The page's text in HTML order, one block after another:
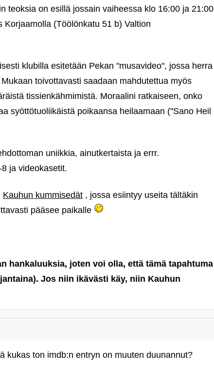
teoksia on esillä jossain vaiheessa klo 16:00 ja 21:00
(Töölönkatu 51 b) Valtion
klubilla esitetään Pekan "musavideo", jossa herra
toivottavasti saadaan mahdutettua myös
tissienkähmimistä. Moraalini ratkaiseen, onko
syöttötuoliikäistä poikaansa heilaamaan ("Sano Heil
uniikkia, ainutkertaista ja errr.
ja videokasetit.
Kauhun kummisedät , jossa esiintyy useita tältäkin
pääsee paikalle
hankaluuksia, joten voi olla, että tämä tapahtuma
Jos niin ikävästi käy, niin Kauhun
kukas ton imdb:n entryn on muuten duunannut?